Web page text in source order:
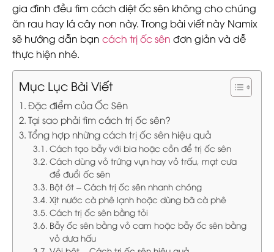
gia đình đều tìm cách diệt ốc sên không cho chúng
ăn rau hay lá cây non này. Trong bài viết này Namix
sẽ hướng dẫn bạn cách trị ốc sên đơn giản và dễ
thực hiện nhé.
Mục Lục Bài Viết
Đặc điểm của Ốc Sên
Tại sao phải tìm cách trị ốc sên?
Tổng hợp những cách trị ốc sên hiệu quả
Cách tạo bẫy với bia hoặc cồn để trị ốc sên
Cách dùng vỏ trứng vụn hay vỏ trấu, mạt cưa
để đuổi ốc sên
Bột ớt – Cách trị ốc sên nhanh chóng
Xịt nước cà phê lạnh hoặc dùng bã cà phê
Cách trị ốc sên bằng tỏi
Bẫy ốc sên bằng vỏ cam hoặc bẫy ốc sên bằng
vỏ dưa hấu